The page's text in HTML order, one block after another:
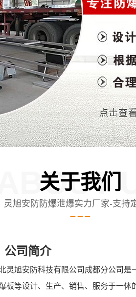
关于我们
ABOUT
灵旭安防防爆泄爆实力厂家-支持
司简介
灵旭安防科技有限公司成都分公司
板等设计、生产、销售、服务于一